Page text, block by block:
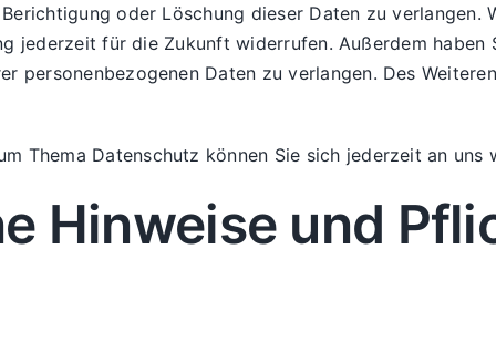
oder Löschung dieser Daten zu
jederzeit für die Zukunft widerrufen. Außerdem
personenbezogenen Daten zu verlangen. Des
Thema Datenschutz können Sie sich jederzeit an uns
Hinweise und